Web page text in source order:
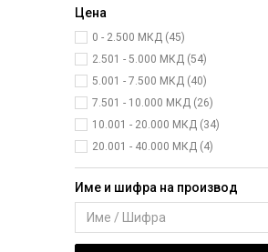
Цена
0 - 2.500 МКД (45)
2.501 - 5.000 МКД (54)
5.001 - 7.500 МКД (40)
7.501 - 10.000 МКД (26)
10.001 - 20.000 МКД (34)
20.001 - 40.000 МКД (4)
Име и шифра на производ